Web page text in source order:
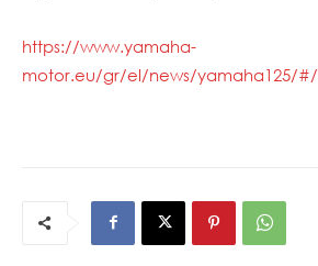
https://www.yamaha-
motor.eu/gr/el/news/yamaha125/#/